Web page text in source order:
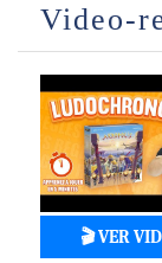
🥇 2023
🥇 2022
Golden Geek
🥇 2022
Tric Trac
🥇 2023
Video-
🎬 VER